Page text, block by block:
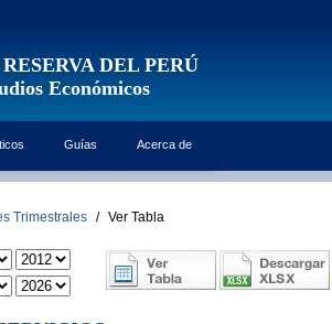
DEL PERÚ
Económicos
Guías Acerca de
Trimestrales / Ver Tabla